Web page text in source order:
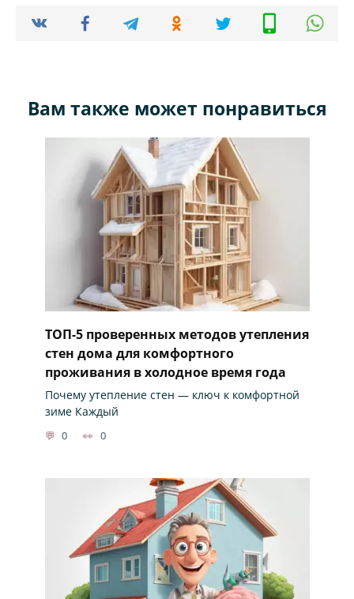
Вам также может понравиться
ТОП-5 проверенных методов утепления
стен дома для комфортного
проживания в холодное время года
Почему утепление стен — ключ к комфортной
зиме Каждый
0 0